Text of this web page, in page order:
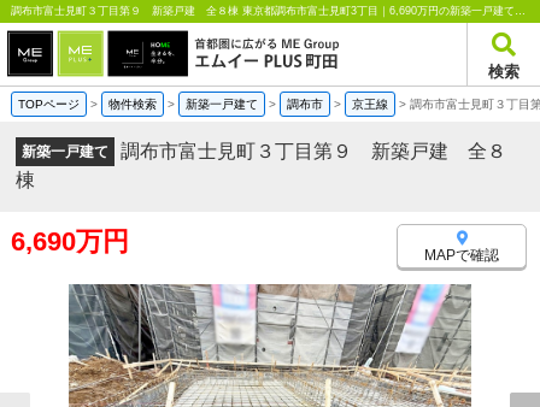
調布市富士見町３丁目第９ 新築戸建 全８棟 東京都調布市富士見町3丁目｜6,690万円の新築一戸建て｜分譲住宅や新築物件｜エムイーPLUS町田
検索
TOPページ > 物件検索 > 新築一戸建て > 調布市 > 京王線 > 調布市富士見町３丁
新築一戸建て
調布市富士見町３丁目第９ 新築戸建 全８
棟
6,690万円 MAPで確認